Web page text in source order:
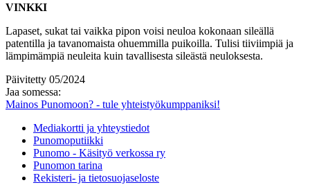
VINKKI
Lapaset, sukat tai vaikka pipon voisi neuloa kokonaan sileällä
patentilla ja tavanomaista ohuemmilla puikoilla. Tulisi tiiviimpiä ja
lämpimämpiä neuleita kuin tavallisesta sileästä neuloksesta.
Päivitetty 05/2024
Jaa somessa:
Mainos Punomoon? - tule yhteistyökumppaniksi!
Mediakortti ja yhteystiedot
Punomoputiikki
Punomo - Käsityö verkossa ry
Punomon tarina
Rekisteri- ja tietosuojaseloste